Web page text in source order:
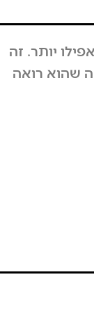
לקחנו את זה
אנשים.